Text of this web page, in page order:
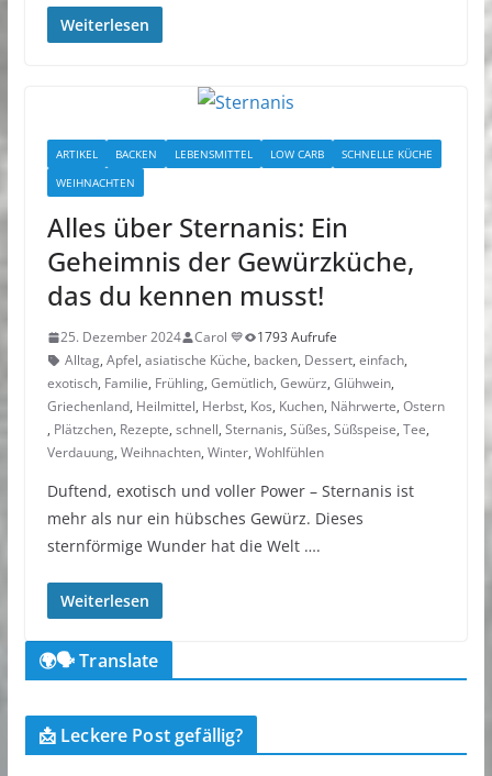
Weiterlesen
ARTIKEL BACKEN LEBENSMITTEL LOW CARB
SCHNELLE KÜCHE
WEIHNACHTEN
Alles über Sternanis: Ein
Geheimnis der Gewürzküche,
das du kennen musst!
25. Dezember 2024 Carol 💙
1793 Aufrufe
Alltag, Apfel, asiatische Küche, backen, Dessert, einfach,
exotisch, Familie, Frühling, Gemütlich, Gewürz, Glühwein,
Griechenland, Heilmittel, Herbst, Kos, Kuchen, Nährwerte, Ostern
, Plätzchen, Rezepte, schnell, Sternanis, Süßes, Süßspeise, Tee,
Verdauung, Weihnachten, Winter, Wohlfühlen
Duftend, exotisch und voller Power – Sternanis ist
mehr als nur ein hübsches Gewürz. Dieses
sternförmige Wunder hat die Welt ….
Weiterlesen
🌍🗣️ Translate
📩 Leckere Post gefällig?